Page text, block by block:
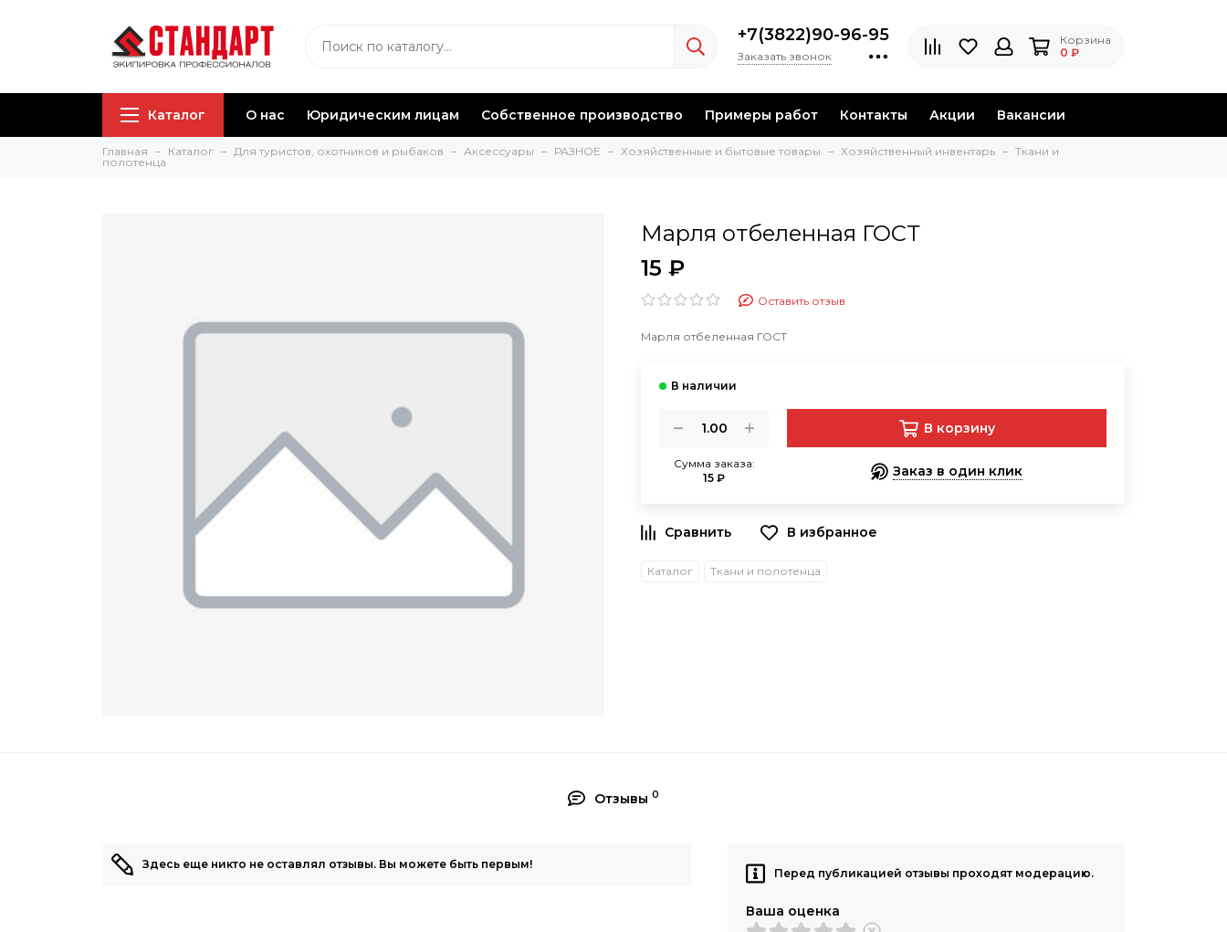
+7(3822)90-96-95
Заказать звонок
Корзина
0 ₽
Каталог О нас Юридическим лицам Собственное производство Примеры работ Контакты Акции Вакансии
Главная Каталог Для туристов, охотников и рыбаков Аксессуары РАЗНОЕ Хозяйственные и бытовые товары Хозяйственный инвентарь
Ткани и
полотенца
Марля отбеленная ГОСТ
15 ₽
Оставить отзыв
Марля отбеленная ГОСТ
Сумма заказа:
15 ₽
В корзину
Заказ в один клик
В избранное
Каталог Ткани и полотенца
Отзывы 0
Здесь еще никто не оставлял отзывы. Вы можете быть первым!
Перед публикацией отзывы проходят модерацию.
Ваша оценка